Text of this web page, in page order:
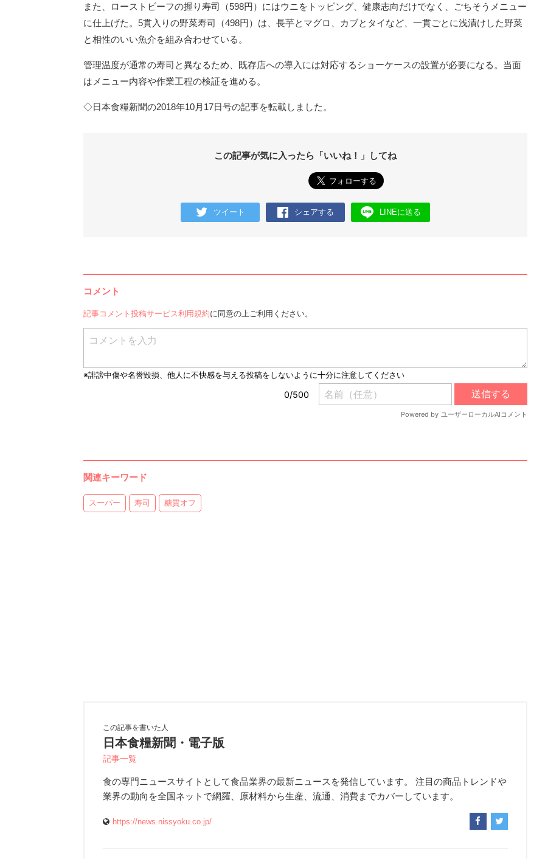
また、ローストビーフの握り寿司（598円）にはウニをトッピング、健康志向だけでなく、ごちそうメニュー
に仕上げた。5貫入りの野菜寿司（498円）は、長芋とマグロ、カブとタイなど、一貫ごとに浅漬けした野菜
と相性のいい魚介を組み合わせている。
管理温度が通常の寿司と異なるため、既存店への導入には対応するショーケースの設置が必要になる。当面
はメニュー内容や作業工程の検証を進める。
◇日本食糧新聞の2018年10月17日号の記事を転載しました。
この記事が気に入ったら「いいね！」してね
ツイート シェアする LINEに送る
コメント
記事コメント投稿サービス利用規約に同意の上ご利用ください。
関連キーワード
スーパー 寿司 糖質オフ
この記事を書いた人
日本食糧新聞・電子版
記事一覧
食の専門ニュースサイトとして食品業界の最新ニュースを発信しています。 注目の商品トレンドや
業界の動向を全国ネットで網羅、原材料から生産、流通、消費までカバーしています。
https://news.nissyoku.co.jp/